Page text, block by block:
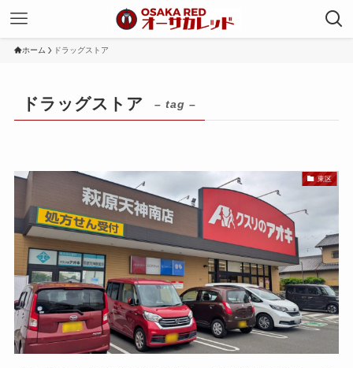
ホーム ドラッグストア
ドラッグストア – tag –
東区